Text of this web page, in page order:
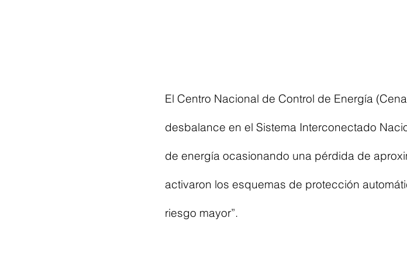
El Centro Nacional de Control de Energía
desbalance en el Sistema Interconectado
de energía ocasionando una pérdida de
activaron los esquemas de protección
riesgo mayor”.